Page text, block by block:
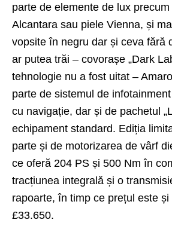
parte de elemente de lux
Alcantara sau piele Vienna, și
vopsite în negru dar și ceva fără
ar putea trăi – covorașe „Dark
tehnologie nu a fost uitat –
parte de sistemul de
cu navigație, dar și de pachetul
echipament standard. Ediția
parte și de motorizarea de vârf
ce oferă 204 PS și 500 Nm în
tracțiunea integrală și o
rapoarte, în timp ce prețul este
£33.650.